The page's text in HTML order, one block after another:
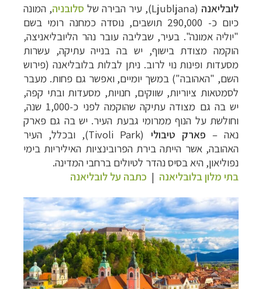
לובליאנה (
Ljubljana), עיר הבירה של סלובניה, המונה
כיום כ- 290,000 תושבים, נוסדה כמחנה רומי בשם
"יוליה אמונה". בעיר, שבליבה עובר נהר הליובליאניצה,
הוקמה מצודת בישוף, יש בה בנייה עתיקה, עשרות
מסעדות ופינות נוי לרוב. ניתן לבלות בלובליאנה (פירוש
השם, "האהובה") במשך יומיים, ואפשר גם פחות. מעבר
לסמטאות ציוריות, שווקים, חנויות, מסעדות ובתי קפה,
יש בה גם מצודה עתיקה שהוקמה לפני כ-1,000 שנה,
וחולשת על הנוף ממרומי גבעת העיר. יש בה גם פארק
נאה– פארק טיבולי (Tivoli Park),
ובכלל, העיר
האהובה, אשר הייתה בירת הפרובינציות האיליריות בימי
נפוליאון, היא בסיס נהדר לטיולים ברחבי המדינה.
בתי מלון בלובליאנה | כתבה על לובליאנה